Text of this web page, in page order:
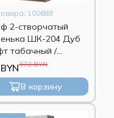
4-дверные
100688
2-створчатый
ШК-204 Дуб
табачный /
372 BYN
В корзину